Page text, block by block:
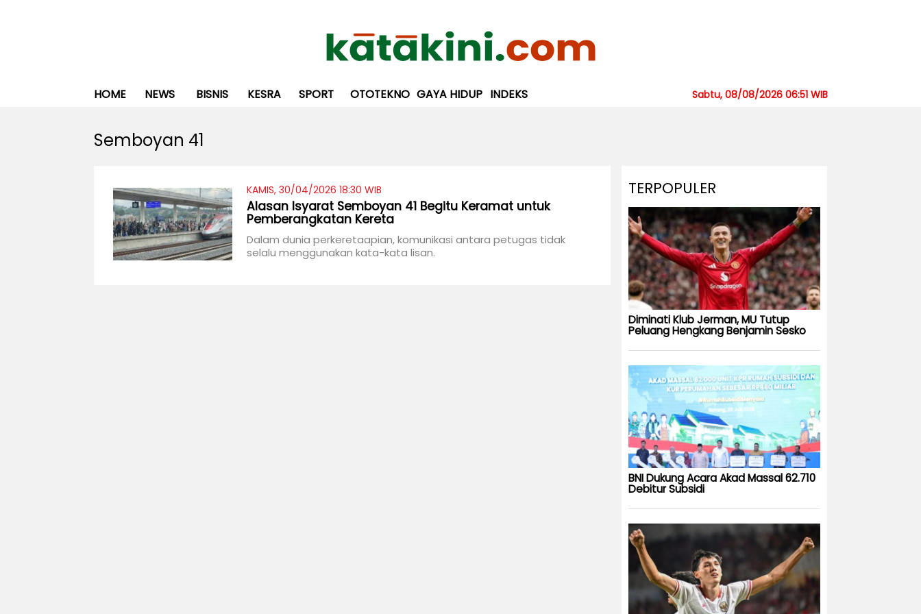
HOME NEWS BISNIS KESRA SPORT OTOTEKNO GAYA HIDUP INDEKS Sabtu, 08/08/2026 06:51 WIB
Semboyan 41
KAMIS, 30/04/2026 18:30 WIB
Alasan Isyarat Semboyan 41 Begitu Keramat untuk
Pemberangkatan Kereta
Dalam dunia perkeretaapian, komunikasi antara petugas tidak
selalu menggunakan kata-kata lisan.
TERPOPULER
Diminati Klub Jerman, MU Tutup
Peluang Hengkang Benjamin Sesko
BNI Dukung Acara Akad Massal 62.710
Debitur Subsidi